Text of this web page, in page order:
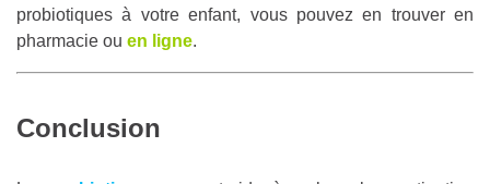
probiotiques à votre enfant, vous pouvez en trouver en
pharmacie ou en ligne.
Conclusion